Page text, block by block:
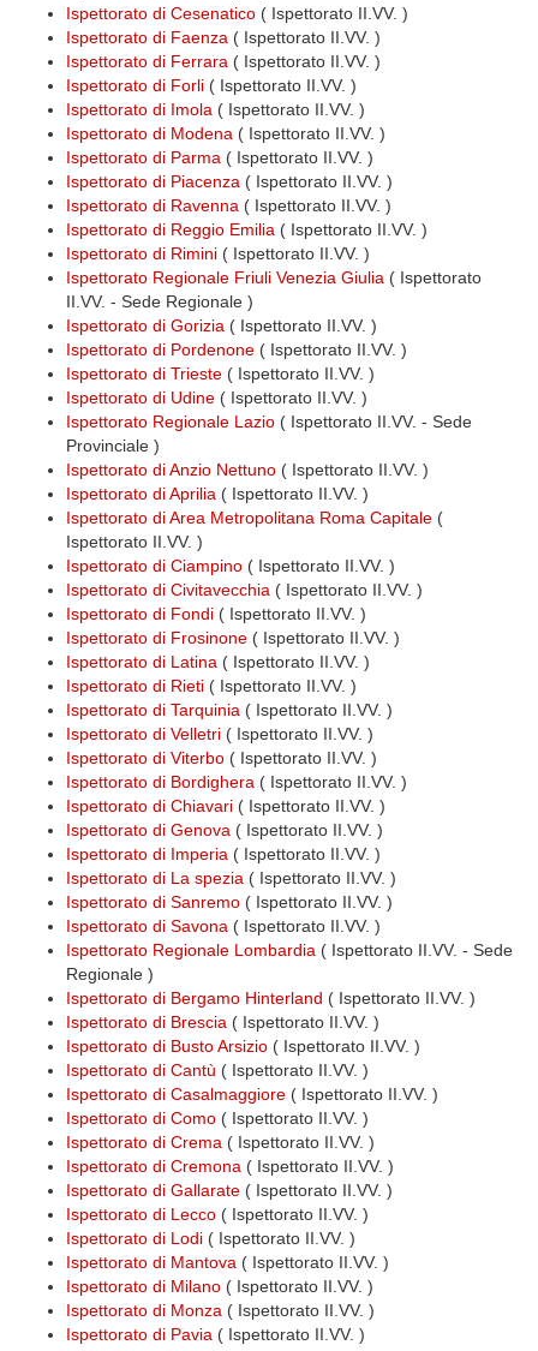
Ispettorato di Cesenatico ( Ispettorato II.VV. )
Ispettorato di Faenza ( Ispettorato II.VV. )
Ispettorato di Ferrara ( Ispettorato II.VV. )
Ispettorato di Forli ( Ispettorato II.VV. )
Ispettorato di Imola ( Ispettorato II.VV. )
Ispettorato di Modena ( Ispettorato II.VV. )
Ispettorato di Parma ( Ispettorato II.VV. )
Ispettorato di Piacenza ( Ispettorato II.VV. )
Ispettorato di Ravenna ( Ispettorato II.VV. )
Ispettorato di Reggio Emilia ( Ispettorato II.VV. )
Ispettorato di Rimini ( Ispettorato II.VV. )
Ispettorato Regionale Friuli Venezia Giulia ( Ispettorato
II.VV. - Sede Regionale )
Ispettorato di Gorizia ( Ispettorato II.VV. )
Ispettorato di Pordenone ( Ispettorato II.VV. )
Ispettorato di Trieste ( Ispettorato II.VV. )
Ispettorato di Udine ( Ispettorato II.VV. )
Ispettorato Regionale Lazio ( Ispettorato II.VV. - Sede
Provinciale )
Ispettorato di Anzio Nettuno ( Ispettorato II.VV. )
Ispettorato di Aprilia ( Ispettorato II.VV. )
Ispettorato di Area Metropolitana Roma Capitale (
Ispettorato II.VV. )
Ispettorato di Ciampino ( Ispettorato II.VV. )
Ispettorato di Civitavecchia ( Ispettorato II.VV. )
Ispettorato di Fondi ( Ispettorato II.VV. )
Ispettorato di Frosinone ( Ispettorato II.VV. )
Ispettorato di Latina ( Ispettorato II.VV. )
Ispettorato di Rieti ( Ispettorato II.VV. )
Ispettorato di Tarquinia ( Ispettorato II.VV. )
Ispettorato di Velletri ( Ispettorato II.VV. )
Ispettorato di Viterbo ( Ispettorato II.VV. )
Ispettorato di Bordighera ( Ispettorato II.VV. )
Ispettorato di Chiavari ( Ispettorato II.VV. )
Ispettorato di Genova ( Ispettorato II.VV. )
Ispettorato di Imperia ( Ispettorato II.VV. )
Ispettorato di La spezia ( Ispettorato II.VV. )
Ispettorato di Sanremo ( Ispettorato II.VV. )
Ispettorato di Savona ( Ispettorato II.VV. )
Ispettorato Regionale Lombardia ( Ispettorato II.VV. - Sede
Regionale )
Ispettorato di Bergamo Hinterland ( Ispettorato II.VV. )
Ispettorato di Brescia ( Ispettorato II.VV. )
Ispettorato di Busto Arsizio ( Ispettorato II.VV. )
Ispettorato di Cantù ( Ispettorato II.VV. )
Ispettorato di Casalmaggiore ( Ispettorato II.VV. )
Ispettorato di Como ( Ispettorato II.VV. )
Ispettorato di Crema ( Ispettorato II.VV. )
Ispettorato di Cremona ( Ispettorato II.VV. )
Ispettorato di Gallarate ( Ispettorato II.VV. )
Ispettorato di Lecco ( Ispettorato II.VV. )
Ispettorato di Lodi ( Ispettorato II.VV. )
Ispettorato di Mantova ( Ispettorato II.VV. )
Ispettorato di Milano ( Ispettorato II.VV. )
Ispettorato di Monza ( Ispettorato II.VV. )
Ispettorato di Pavia ( Ispettorato II.VV. )